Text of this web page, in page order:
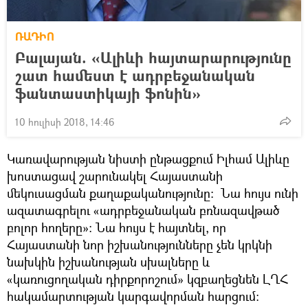
ՌԱԴԻՈ
Բալայան. «Ալիևի հայտարարությունը
շատ համեստ է ադրբեջանական
ֆանտաստիկայի ֆոնին»
10 հուլիսի 2018, 14:46
Կառավարության նիստի ընթացքում Իլհամ Ալիևը
խոստացավ շարունակել Հայաստանի
մեկուսացման քաղաքականությունը։ Նա հույս ունի
ազատագրելու «ադրբեջանական բռնազավթած
բոլոր հողերը»։ Նա հույս է հայտնել, որ
Հայաստանի նոր իշխանությունները չեն կրկնի
նախկին իշխանության սխալները և
«կառուցողական դիրքորոշում» կզբաղեցնեն ԼՂՀ
հակամարտության կարգավորման հարցում։